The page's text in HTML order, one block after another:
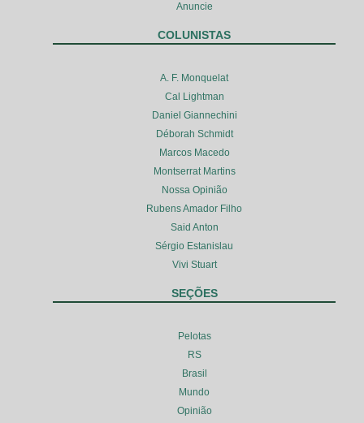
Anuncie
COLUNISTAS
A. F. Monquelat
Cal Lightman
Daniel Giannechini
Déborah Schmidt
Marcos Macedo
Montserrat Martins
Nossa Opinião
Rubens Amador Filho
Said Anton
Sérgio Estanislau
Vivi Stuart
SEÇÕES
Pelotas
RS
Brasil
Mundo
Opinião